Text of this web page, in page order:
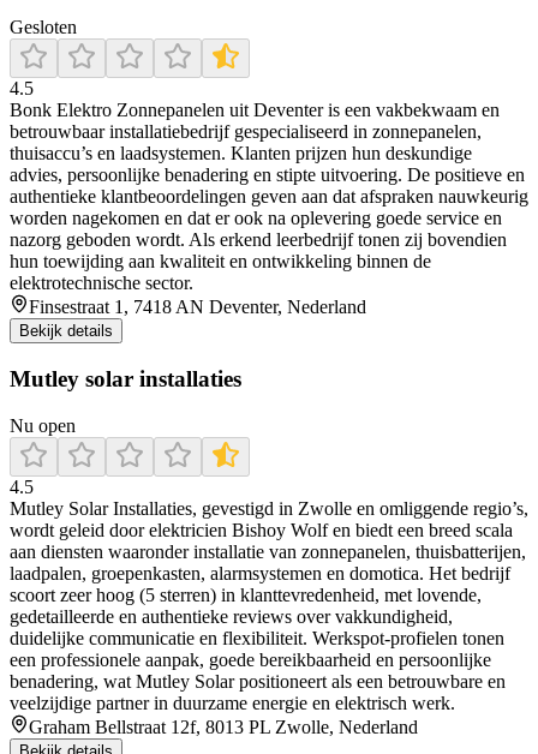
Gesloten
4.5
Bonk Elektro Zonnepanelen uit Deventer is een vakbekwaam en
betrouwbaar installatiebedrijf gespecialiseerd in zonnepanelen,
thuisaccu’s en laadsystemen. Klanten prijzen hun deskundige
advies, persoonlijke benadering en stipte uitvoering. De positieve en
authentieke klantbeoordelingen geven aan dat afspraken nauwkeurig
worden nagekomen en dat er ook na oplevering goede service en
nazorg geboden wordt. Als erkend leerbedrijf tonen zij bovendien
hun toewijding aan kwaliteit en ontwikkeling binnen de
elektrotechnische sector.
Finsestraat 1, 7418 AN Deventer, Nederland
Bekijk details
Mutley solar installaties
Nu open
4.5
Mutley Solar Installaties, gevestigd in Zwolle en omliggende regio’s,
wordt geleid door elektricien Bishoy Wolf en biedt een breed scala
aan diensten waaronder installatie van zonnepanelen, thuisbatterijen,
laadpalen, groepenkasten, alarmsystemen en domotica. Het bedrijf
scoort zeer hoog (5 sterren) in klanttevredenheid, met lovende,
gedetailleerde en authentieke reviews over vakkundigheid,
duidelijke communicatie en flexibiliteit. Werkspot-profielen tonen
een professionele aanpak, goede bereikbaarheid en persoonlijke
benadering, wat Mutley Solar positioneert als een betrouwbare en
veelzijdige partner in duurzame energie en elektrisch werk.
Graham Bellstraat 12f, 8013 PL Zwolle, Nederland